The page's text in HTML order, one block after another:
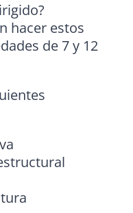
hacer estos
de 7 y 12